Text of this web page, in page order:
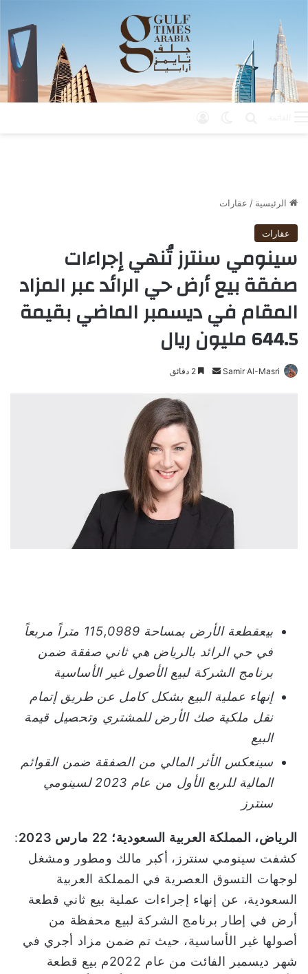
الرئيسية / عقارات
عقارات
سينومي سنترز تُنهي إجراءات
صفقة بيع أرض حي الرائد عبر المزاد
المقام في ديسمبر الماضي بقيمة
644.5 مليون ريال
Samir Al-Masri
ي
ا
بيعقطعة الأرض بمساحة 115,09 89
متراً مربعاً
في حي الرائد بالرياض هي ثاني صفقة ضمن
برنامج الشركة لبيع الأصول غير الأساسية
إنهاء عملية البيع بشكل كامل عن طريق إتمام
نقل ملكية صك الأرض للمشتري وتحصيل قيمة
البيع
سينعكس الأثر المالي من الصفقة ضمن القوائم
المالية للربع الأول من عام 2023 لسينومي
سنترز
الرياض، المملكة العربية السعودية؛ 22 مارس 3
:
كشفت سينومي سنترز، أكبر مالك ومطور ومشغل
لوجهات التسوق العصرية في المملكة العربية
السعودية، عن إنهاء إجراءات عملية بيع ثاني قطعة
أرض في إطار برنامج الشركة لبيع محفظة من
أصولها غير الأساسية، حيث تم ضمن مزاد أجري في
شهر ديسمبر الفائت من عام 2022م بيع قطعة